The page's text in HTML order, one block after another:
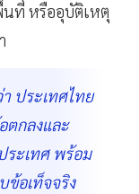
นที่ หรืออุบัติเหตุ
ประเทศไทย
ตกลงและ
ระเทศ พร้อม
ข้อเท็จจริง